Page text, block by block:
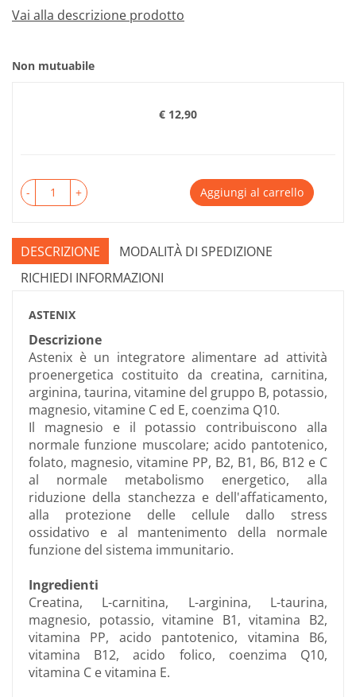
Vai alla descrizione prodotto
Non mutuabile
Prezzo
€ 12,90
- + Aggiungi al carrello
DESCRIZIONE
MODALITÀ DI SPEDIZIONE
RICHIEDI INFORMAZIONI
ASTENIX
Descrizione
Astenix è un integratore alimentare ad attività
proenergetica costituito da creatina, carnitina,
arginina, taurina, vitamine del gruppo B, potassio,
magnesio, vitamine C ed E, coenzima Q10.
Il magnesio e il potassio contribuiscono alla
normale funzione muscolare; acido pantotenico,
folato, magnesio, vitamine PP, B2, B1, B6, B12 e C
al normale metabolismo energetico, alla
riduzione della stanchezza e dell'affaticamento,
alla protezione delle cellule dallo stress
ossidativo e al mantenimento della normale
funzione del sistema immunitario.
Ingredienti
Creatina, L-carnitina, L-arginina, L-taurina,
magnesio, potassio, vitamine B1, vitamina B2,
vitamina PP, acido pantotenico, vitamina B6,
vitamina B12, acido folico, coenzima Q10,
vitamina C e vitamina E.